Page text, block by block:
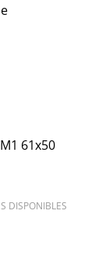
Les abysses PM1 61x50
DISPONIBLES